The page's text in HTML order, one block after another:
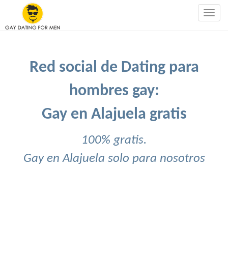
Red social de Dating para
hombres gay:
Gay en Alajuela gratis
100% gratis.
Gay en Alajuela solo para nosotros